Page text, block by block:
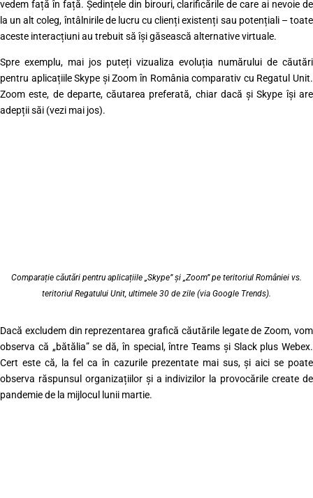
vedem față în față. Ședințele din birouri, clarificările de care ai nevoie de
la un alt coleg, întâlnirile de lucru cu clienți existenți sau potențiali – toate
aceste interacțiuni au trebuit să își găsească alternative virtuale.
Spre exemplu, mai jos puteți vizualiza evoluția numărului de căutări
pentru aplicațiile Skype și Zoom în România comparativ cu Regatul Unit.
Zoom este, de departe, căutarea preferată, chiar dacă și Skype își are
adepții săi (vezi mai jos).
Comparație căutări pentru aplicațiile „Skype” și „Zoom” pe teritoriul României vs.
teritoriul Regatului Unit, ultimele 30 de zile (via Google Trends).
Dacă excludem din reprezentarea grafică căutările legate de Zoom, vom
observa că „bătălia” se dă, în special, între Teams și Slack plus Webex.
Cert este că, la fel ca în cazurile prezentate mai sus, și aici se poate
observa răspunsul organizațiilor și a indivizilor la provocările create de
pandemie de la mijlocul lunii martie.